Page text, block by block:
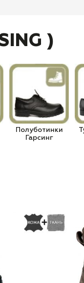
)
Полуботинки
Гарсинг